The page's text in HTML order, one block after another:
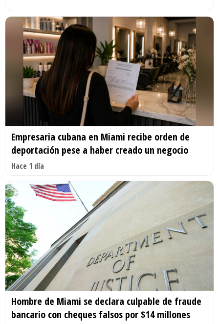
Empresaria cubana en Miami recibe orden de
deportación pese a haber creado un negocio
Hace 1 día
Hombre de Miami se declara culpable de fraude
bancario con cheques falsos por $14 millones